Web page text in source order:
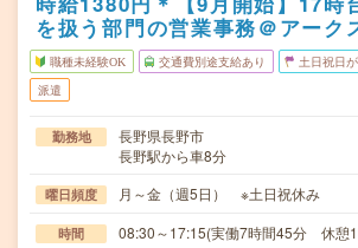
を扱う部門の営業事務＠アーク
職種未経験OK 交通費別途支給あり 土日祝日
派遣
勤務地
長野県長野市
長野駅から車8分
曜日頻度 月～金（週5日） ※土日祝休み
時間 08:30～17:15(実働7時間45分 休憩